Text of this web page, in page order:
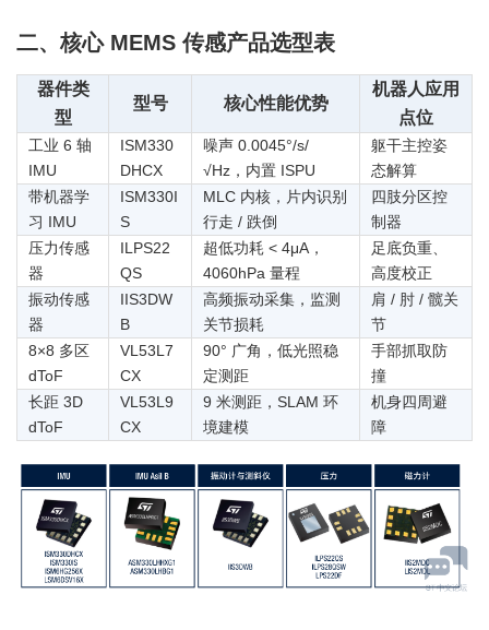
二、核心 MEMS 传感产品选型表
器件类
型
型号 核心性能优势
机器人应用
点位
工业 6 轴
IMU
ISM330
DHCX
噪声 0.0045°/s/
√Hz，内置 ISPU
躯干主控姿
态解算
带机器学
习 IMU
ISM330I
S
MLC 内核，片内识别
行走 / 跌倒
四肢分区控
制器
压力传感
器
ILPS22
QS
超低功耗 < 4μA，
4060hPa 量程
足底负重、
高度校正
振动传感
器
IIS3DW
B
高频振动采集，监测
关节损耗
肩 / 肘 / 髋关
节
8×8 多区
dToF
VL53L7
CX
90° 广角，低光照稳
定测距
手部抓取防
撞
长距 3D
dToF
VL53L9
CX
9 米测距，SLAM 环
境建模
机身四周避
障